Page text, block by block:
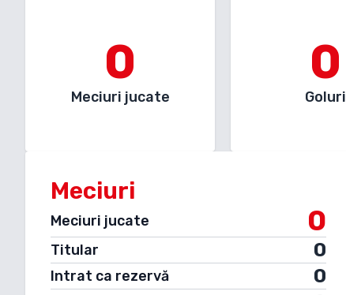
0
Meciuri jucate
0
Goluri
Meciuri
Meciuri jucate 0
Titular 0
Intrat ca rezervă 0